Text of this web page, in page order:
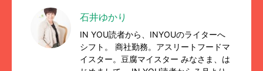
石井ゆかり
IN YOU読者から、INYOUのライターへ
シフト。 商社勤務。アスリートフードマ
イスター。豆腐マイスター みなさま、は